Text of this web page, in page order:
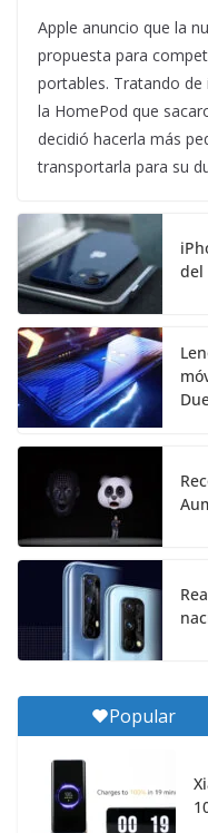
Apple anuncio que la
propuesta para
portables. Tratando
la HomePod que
decidió hacerla más
transportarla para su
del
Popular